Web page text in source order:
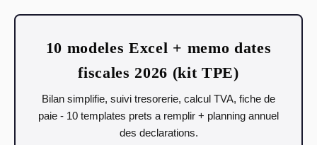
10 modeles Excel + memo dates
fiscales 2026 (kit TPE)
Bilan simplifie, suivi tresorerie, calcul TVA, fiche de
paie - 10 templates prets a remplir + planning annuel
des declarations.